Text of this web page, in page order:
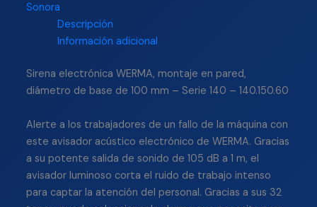
Sonora
Descripción
Información adicional
Sirena electrónica WERMA, montaje en pared,
diámetro de base de 100 mm – Serie 140 – 140.150.60
Alerte a los trabajadores de un fallo de la máquina con
este avisador acústico electrónico de WERMA. Gracias
a su potente salida de sonido de 105 dB a 1 m, el
avisador luminoso corta el ruido de trabajo intenso
para captar la atención del personal. Gracias a sus 32